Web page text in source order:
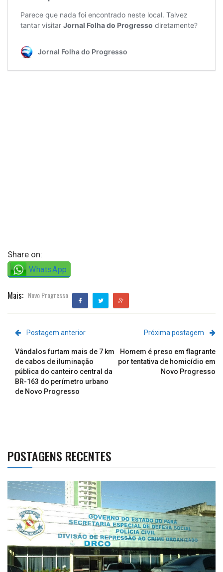
Share on:
WhatsApp
Mais: Novo Progresso
Postagem anterior
Vândalos furtam mais de 7 km
de cabos de iluminação
pública do canteiro central da
BR-163 do perímetro urbano
de Novo Progresso
Próxima postagem
Homem é preso em flagrante
por tentativa de homicídio em
Novo Progresso
POSTAGENS RECENTES